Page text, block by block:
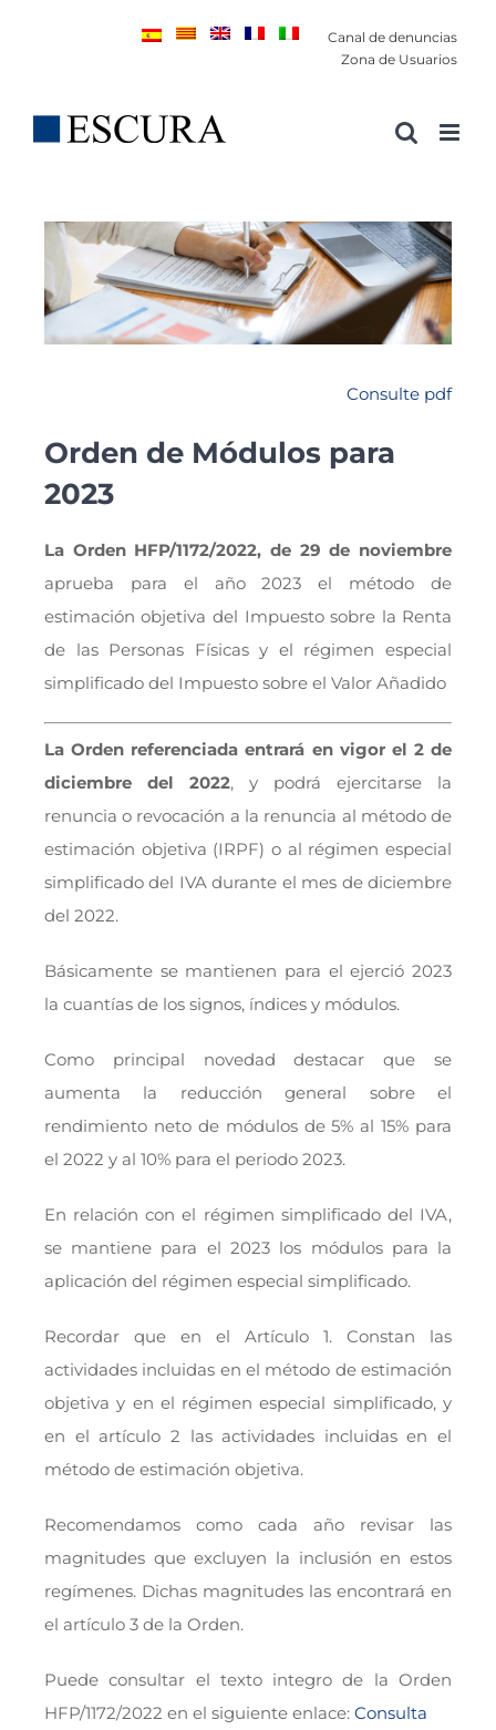
Canal de denuncias
Zona de Usuarios
Consulte pdf
Orden de Módulos para
2023
La Orden HFP/1172/2022, de 29 de noviembre
aprueba para el año 2023 el método de
estimación objetiva del Impuesto sobre la Renta
de las Personas Físicas y el régimen especial
simplificado del Impuesto sobre el Valor Añadido
La Orden referenciada entrará en vigor el 2 de
diciembre del 2022, y podrá ejercitarse la
renuncia o revocación a la renuncia al método de
estimación objetiva (IRPF) o al régimen especial
simplificado del IVA durante el mes de diciembre
del 2022.
Básicamente se mantienen para el ejerció 2023
la cuantías de los signos, índices y módulos.
Como principal novedad destacar que se
aumenta la reducción general sobre el
rendimiento neto de módulos de 5% al 15% para
el 2022 y al 10% para el periodo 2023.
En relación con el régimen simplificado del IVA,
se mantiene para el 2023 los módulos para la
aplicación del régimen especial simplificado.
Recordar que en el Artículo 1. Constan las
actividades incluidas en el método de estimación
objetiva y en el régimen especial simplificado, y
en el artículo 2 las actividades incluidas en el
método de estimación objetiva.
Recomendamos como cada año revisar las
magnitudes que excluyen la inclusión en estos
regímenes. Dichas magnitudes las encontrará en
el artículo 3 de la Orden.
Puede consultar el texto integro de la Orden
HFP/1172/2022 en el siguiente enlace: Consulta